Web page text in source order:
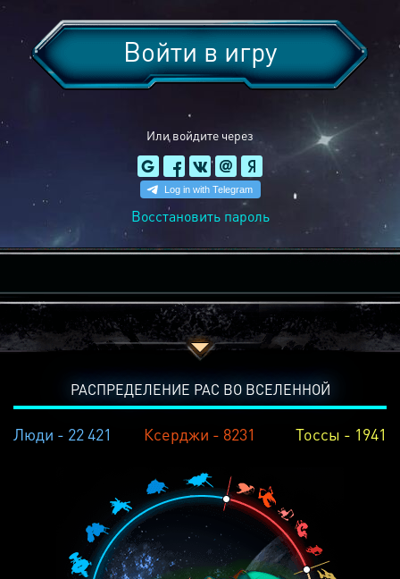
Или войдите через
Войти в игру
Восстановить пароль
РАСПРЕДЕЛЕНИЕ РАС ВО ВСЕЛЕННОЙ
Люди - 22 421 Ксерджи - 8231 Тоссы - 1941